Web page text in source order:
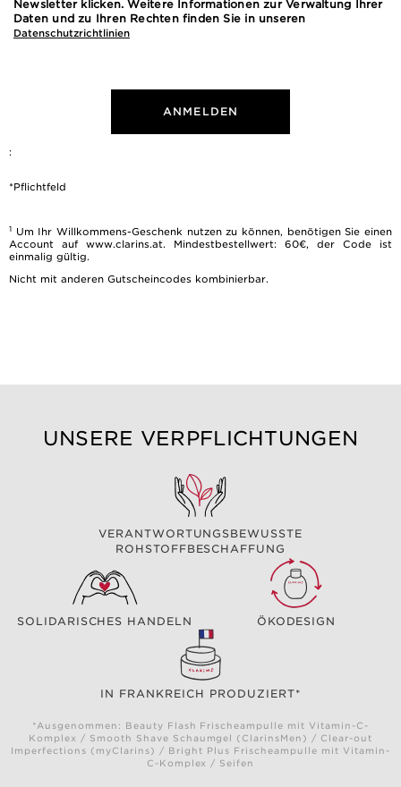
Newsletter klicken. Weitere Informationen zur Verwaltung Ihrer
Daten und zu Ihren Rechten finden Sie in unseren
Datenschutzrichtlinien
ANMELDEN
:
*Pflichtfeld
1 Um Ihr Willkommens-Geschenk nutzen zu können, benötigen Sie einen
Account auf www.clarins.at. Mindestbestellwert: 60€, der Code ist
einmalig gültig.
Nicht mit anderen Gutscheincodes kombinierbar.
UNSERE VERPFLICHTUNGEN
VERANTWORTUNGSBEWUSSTE
ROHSTOFFBESCHAFFUNG
SOLIDARISCHES HANDELN ÖKODESIGN
IN FRANKREICH PRODUZIERT*
*Ausgenommen: Beauty Flash Frischeampulle mit Vitamin-C-
Komplex / Smooth Shave Schaumgel (ClarinsMen) / Clear-out
Imperfections (myClarins) / Bright Plus Frischeampulle mit Vitamin-
C-Komplex / Seifen